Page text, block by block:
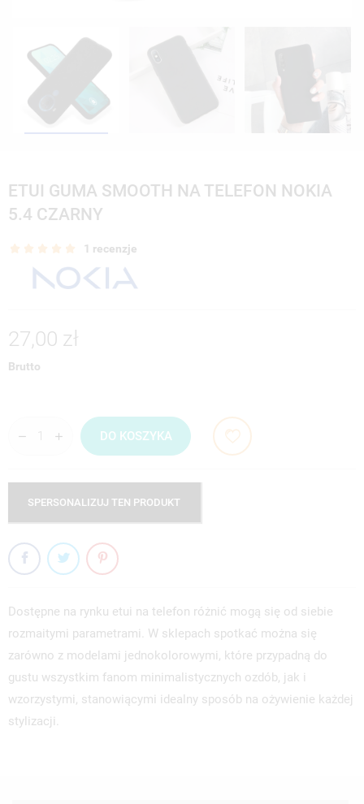
ETUI GUMA SMOOTH NA TELEFON NOKIA
5.4 CZARNY
1 recenzje
27,00 zł
Brutto
DO KOSZYKA
SPERSONALIZUJ TEN PRODUKT
Dostępne na rynku etui na telefon różnić mogą się od siebie
rozmaitymi parametrami. W sklepach spotkać można się
zarówno z modelami jednokolorowymi, które przypadną do
gustu wszystkim fanom minimalistycznych ozdób, jak i
wzorzystymi, stanowiącymi idealny sposób na ożywienie każdej
stylizacji.